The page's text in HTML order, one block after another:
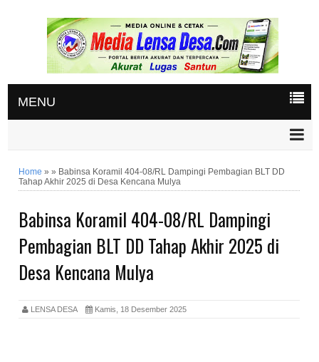
MENU
Home »» Babinsa Koramil 404-08/RL Dampingi Pembagian BLT DD
Tahap Akhir 2025 di Desa Kencana Mulya
Babinsa Koramil 404-08/RL Dampingi
Pembagian BLT DD Tahap Akhir 2025 di
Desa Kencana Mulya
LENSA DESA Kamis, 18 Desember 2025